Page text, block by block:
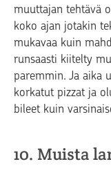
muuttajan tehtävä
koko ajan jotakin
mukavaa kuin
runsaasti kiitelty
paremmin. Ja aika
korkatut pizzat ja
bileet kuin
10. Muista